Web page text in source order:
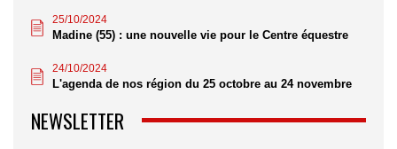
25/10/2024
Madine (55) : une nouvelle vie pour le Centre équestre
24/10/2024
L'agenda de nos région du 25 octobre au 24 novembre
NEWSLETTER